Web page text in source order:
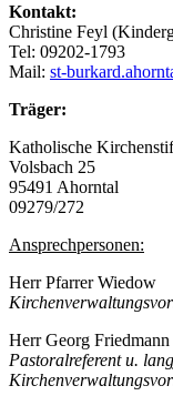
Kontakt:
Christine Feyl
Tel: 09202-1793
Mail: st-
Träger:
Katholische
Volsbach 25
95491 Ahorntal
09279/272
Ansprechpersonen:
Herr Pfarrer Wiedow
Herr Georg Friedmann
Pastoralreferent u.